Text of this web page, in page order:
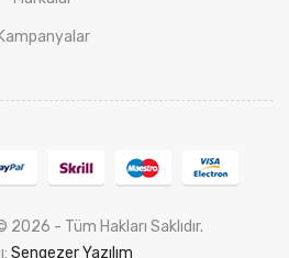
Kampanyalar
- Tüm Hakları Saklıdır.
Sengezer Yazılım